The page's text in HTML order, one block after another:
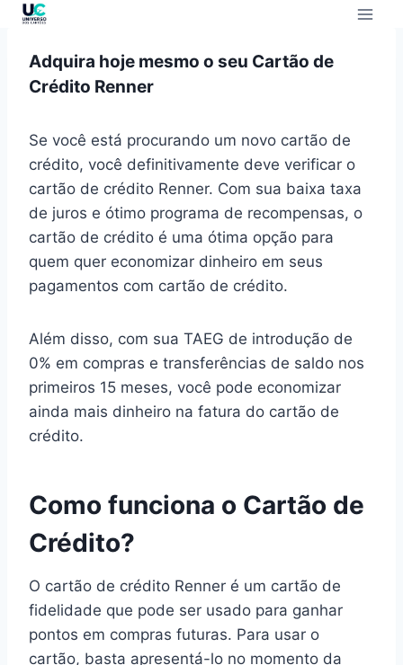
Adquira hoje mesmo o seu Cartão de
Crédito Renner
Se você está procurando um novo cartão de
crédito, você definitivamente deve verificar o
cartão de crédito Renner. Com sua baixa taxa
de juros e ótimo programa de recompensas, o
cartão de crédito é uma ótima opção para
quem quer economizar dinheiro em seus
pagamentos com cartão de crédito.
Além disso, com sua TAEG de introdução de
0% em compras e transferências de saldo nos
primeiros 15 meses, você pode economizar
ainda mais dinheiro na fatura do cartão de
crédito.
Como funciona o Cartão de
Crédito?
O cartão de crédito Renner é um cartão de
fidelidade que pode ser usado para ganhar
pontos em compras futuras. Para usar o
cartão, basta apresentá-lo no momento da